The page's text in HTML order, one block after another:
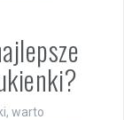
warto